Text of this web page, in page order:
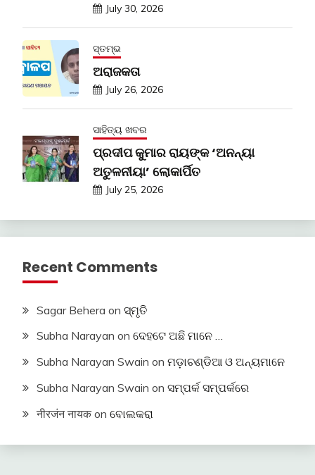
July 30, 2026
ସ୍ତମ୍ଭ
ଅରାଜକତା
July 26, 2026
ସାହିତ୍ୟ ଖବର
ପ୍ରଦୀପ କୁମାର ରାୟଙ୍କ ‘ଅନନ୍ୟା
ଅତୁଳନୀୟା’ ଲୋକାର୍ପିତ
July 25, 2026
Recent Comments
Sagar Behera on ସ୍ମୃତି
Subha Narayan on ଦେହଟେ ଅଛି ମାନେ …
Subha Narayan Swain on ମଡ଼ାଚଣ୍ଡିଆ ଓ ଅନ୍ୟମାନେ
Subha Narayan Swain on ସମ୍ପର୍କ ସମ୍ପର୍କରେ
नीरजंन नायक on ବୋଲକରା